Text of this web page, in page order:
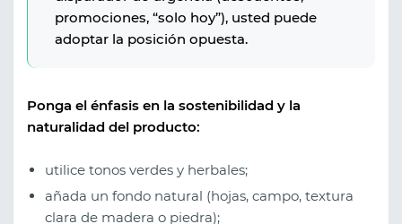
promociones, “solo hoy”), usted puede
adoptar la posición opuesta.
Ponga el énfasis en la sostenibilidad y la
naturalidad del producto:
utilice tonos verdes y herbales;
añada un fondo natural (hojas, campo, textura
clara de madera o piedra);